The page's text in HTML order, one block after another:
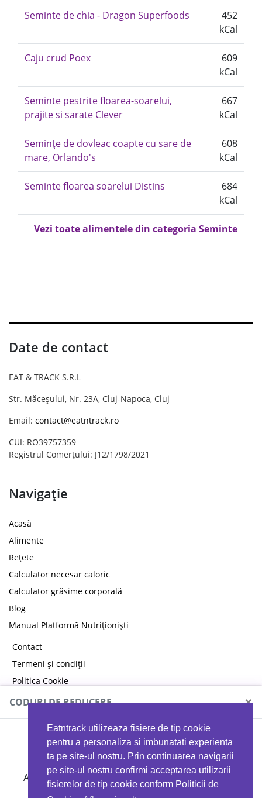
Eatntrack utilizeaza fisiere de tip cookie
pentru a personaliza si imbunatati experienta
ta pe site-ul nostru. Prin continuarea navigarii
pe site-ul nostru confirmi acceptarea utilizarii
fisierelor de tip cookie conform Politicii de
Seminte de chia - Dragon Superfoods
452
kCal
Caju crud Poex
609
kCal
Seminte pestrite floarea-soarelui,
prajite si sarate Clever
667
kCal
Semințe de dovleac coapte cu sare de
mare, Orlando's
608
kCal
Seminte floarea soarelui Distins
684
kCal
Vezi toate alimentele din categoria Seminte
Date de contact
EAT & TRACK S.R.L
Str. Măceșului, Nr. 23A, Cluj-Napoca, Cluj
Email: contact@eatntrack.ro
CUI: RO39757359
Registrul Comerțului: J12/1798/2021
Navigație
Acasă
Alimente
Rețete
Calculator necesar caloric
Calculator grăsime corporală
Blog
Manual Platformă Nutriționiști
Contact
Termeni și condiții
Politica Cookie
Politica de confidențialitate
CODURI DE REDUCERE ×
MYPROTEIN
Ai 40%reducere la orice comandă folosind codul
EATTRACK